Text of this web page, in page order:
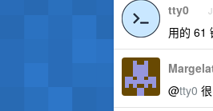
tty0
用的 61
@tty0